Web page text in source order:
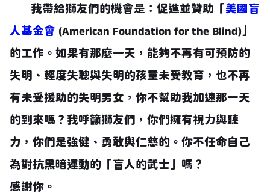
我帶給獅友們的機會是：促進並贊助「美國盲
人基金會 (American Foundation for the Blind)」
的工作。如果有那麼一天，能夠不再有可預防的
失明、輕度失聰與失明的孩童未受教育，也不再
有未受援助的失明男女，你不幫助我加速那一天
的到來嗎？我呼籲獅友們，你們擁有視力與聽
力，你們是強健、勇敢與仁慈的。你不任命自己
為對抗黑暗運動的「盲人的武士」嗎？
感謝你。